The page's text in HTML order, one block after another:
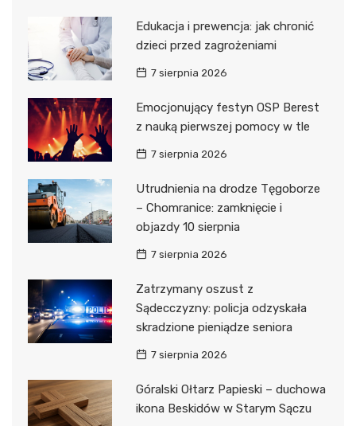
Edukacja i prewencja: jak chronić
dzieci przed zagrożeniami
7 sierpnia 2026
Emocjonujący festyn OSP Berest
z nauką pierwszej pomocy w tle
7 sierpnia 2026
Utrudnienia na drodze Tęgoborze
– Chomranice: zamknięcie i
objazdy 10 sierpnia
7 sierpnia 2026
Zatrzymany oszust z
Sądecczyzny: policja odzyskała
skradzione pieniądze seniora
7 sierpnia 2026
Góralski Ołtarz Papieski – duchowa
ikona Beskidów w Starym Sączu